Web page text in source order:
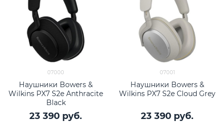
07000
Наушники Bowers &
Wilkins PX7 S2e Anthracite
Black
23 390 руб.
07001
Наушники Bowers &
Wilkins PX7 S2e Cloud Grey
23 390 руб.